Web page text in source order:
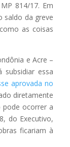
814/17. Em
saldo da greve
as coisas
e Acre –
essa
aprovada no
diretamente
pode ocorrer a
do Executivo,
ficariam à